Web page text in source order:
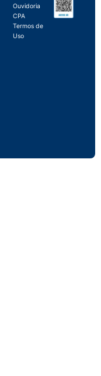
Ouvidoria
CPA
Termos de
Uso